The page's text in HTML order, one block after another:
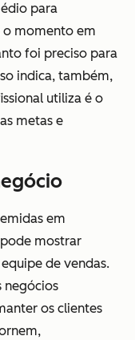
para
o momento em
foi preciso para
indica, também,
utiliza é o
metas e
em
mostrar
de vendas.
negócios
os clientes